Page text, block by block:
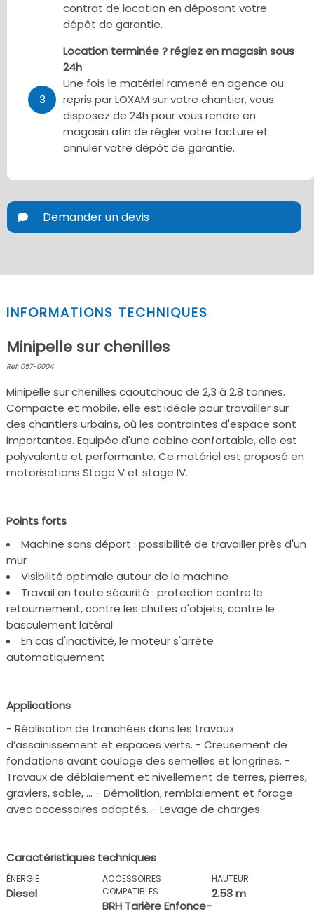
contrat de location en déposant votre
dépôt de garantie.
3
Location terminée ? réglez en magasin sous
24h
Une fois le matériel ramené en agence ou
repris par LOXAM sur votre chantier, vous
disposez de 24h pour vous rendre en
magasin afin de régler votre facture et
annuler votre dépôt de garantie.
Demander un devis
INFORMATIONS TECHNIQUES
Minipelle sur chenilles
Ref: 057-0004
Minipelle sur chenilles caoutchouc de 2,3 à 2,8 tonnes.
Compacte et mobile, elle est idéale pour travailler sur
des chantiers urbains, où les contraintes d'espace sont
importantes. Equipée d'une cabine confortable, elle est
polyvalente et performante. Ce matériel est proposé en
motorisations Stage V et stage IV.
Points forts
Machine sans déport : possibilité de travailler près d'un
mur
Visibilité optimale autour de la machine
Travail en toute sécurité : protection contre le
retournement, contre les chutes d'objets, contre le
basculement latéral
En cas d'inactivité, le moteur s'arrête
automatiquement
Applications
- Réalisation de tranchées dans les travaux
d’assainissement et espaces verts. - Creusement de
fondations avant coulage des semelles et longrines. -
Travaux de déblaiement et nivellement de terres, pierres,
graviers, sable, … - Démolition, remblaiement et forage
avec accessoires adaptés. - Levage de charges.
Caractéristiques techniques
ÉNERGIE
Diesel
ACCESSOIRES
COMPATIBLES
BRH Tarière Enfonce-
HAUTEUR
2.53 m